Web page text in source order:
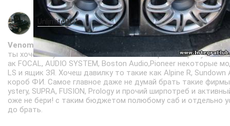
UnlimiteDC1
19.01.2013 в 14:40
Venom , Бюджет у тебя хороший) Что касается саба то
ты хочеш слушать. Хочеш качество смотри в сторону таких
ак FOCAL, AUDIO SYSTEM, Boston Audio,Pioneer некоторые
LS и ящик ЗЯ. Хочеш давилку то такие как Alpine R, Sundown
короб ФИ. Самое главное даже не думай брать такие
ystery, SUPRA, FUSION, Prology и прочий ширпотреб и
оже не бери! с таким бюджетом полюбому саб и отдельно
до брать.